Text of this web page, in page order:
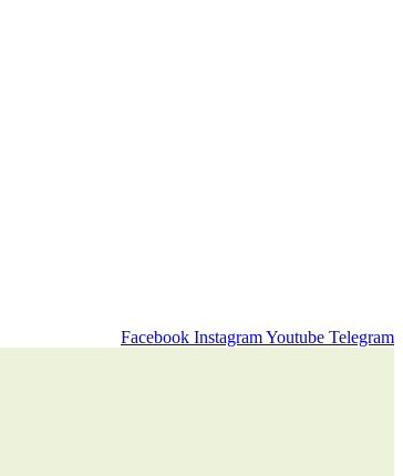
Facebook InstagramYoutube Telegram